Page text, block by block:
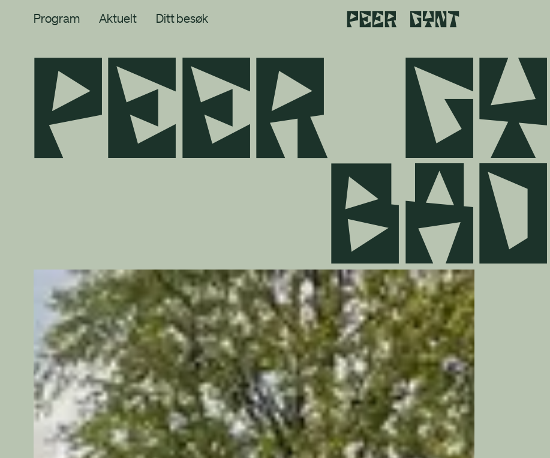
Program Aktuelt Ditt besøk
pee r gy
bad